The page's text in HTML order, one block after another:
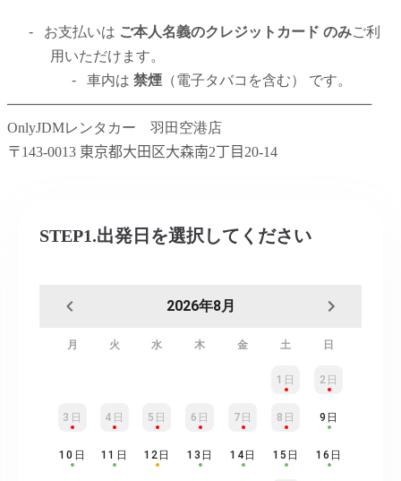
- お支払いは ご本人名義のクレジットカード のみご利
用いただけます。
-
車内は 禁煙 （電子タバコを含む） です。
─────────────────────────────────────
OnlyJDMレンタカー 羽田空港店
〒143-0013 東京都大田区大森南2丁目 20-14
STEP1.出発日を選択してください
2026年8月
月 火 水 木 金 土 日
1日 2日
3日 4日 5日 6日 7日 8日 9日
10日 11日 12日 13日 14日 15日 16日